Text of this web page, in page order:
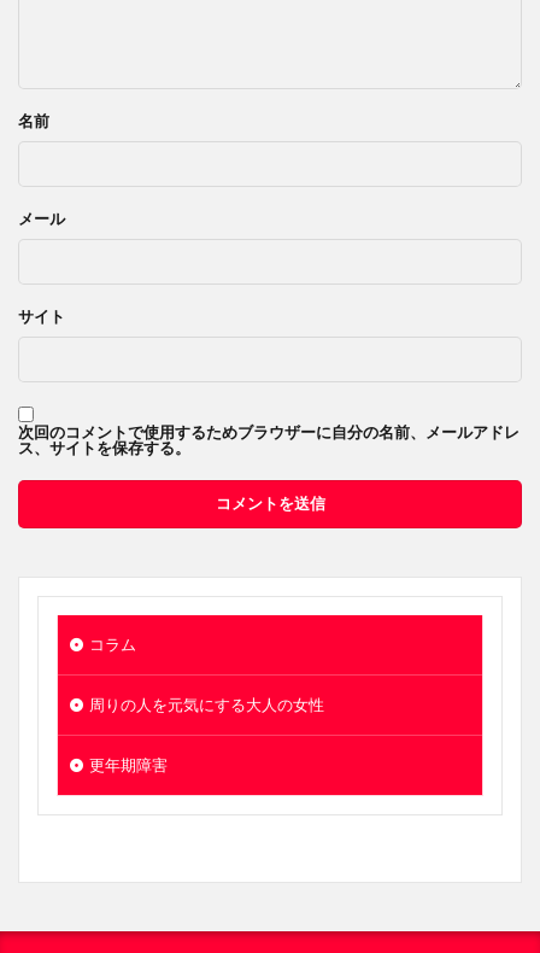
名前
メール
サイト
次回のコメントで使用するためブラウザーに自分の名前、メールアドレ
ス、サイトを保存する。
コラム
周りの人を元気にする大人の女性
更年期障害